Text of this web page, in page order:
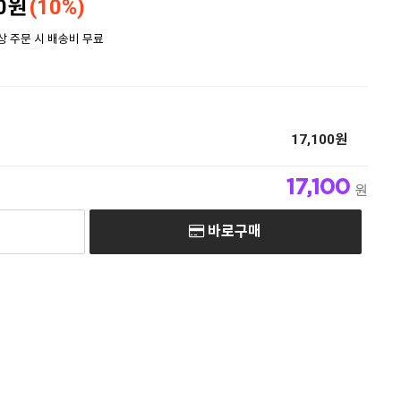
원(10%)
주문 시 배송비 무료
17,100원
17,100 원
바로구매